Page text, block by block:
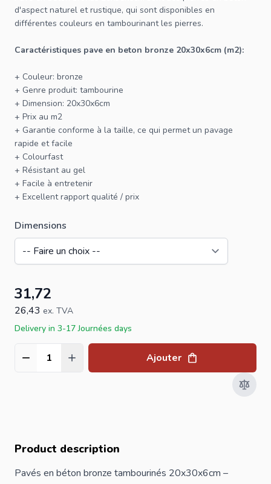
d'aspect naturel et rustique, qui sont disponibles en
différentes couleurs en tambourinant les pierres.
Caractéristiques pave en beton bronze 20x30x6cm (m2):
+ Couleur: bronze
+ Genre produit: tambourine
+ Dimension: 20x30x6cm
+ Prix au m2
+ Garantie conforme à la taille, ce qui permet un pavage
rapide et facile
+ Colourfast
+ Résistant au gel
+ Facile à entretenir
+ Excellent rapport qualité / prix
Dimensions
31,72
26,43 ex. TVA
Delivery in 3-17 Journées days
Quantité Ajouter
Product description
Pavés en béton bronze tambourinés 20x30x6cm –